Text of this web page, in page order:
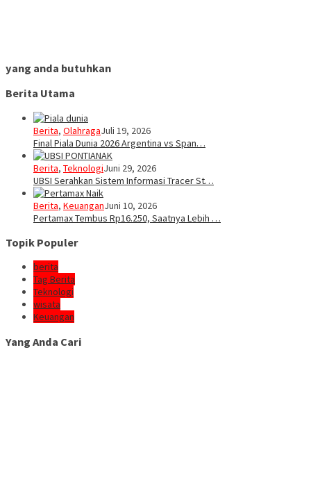
yang anda butuhkan
Berita Utama
Berita, OlahragaJuli 19, 2026
Final Piala Dunia 2026 Argentina vs Span…
Berita, TeknologiJuni 29, 2026
UBSI Serahkan Sistem Informasi Tracer St…
Berita, KeuanganJuni 10, 2026
Pertamax Tembus Rp16.250, Saatnya Lebih …
Topik Populer
berita
Tag Berita
Teknologi
wisata
Keuangan
Yang Anda Cari